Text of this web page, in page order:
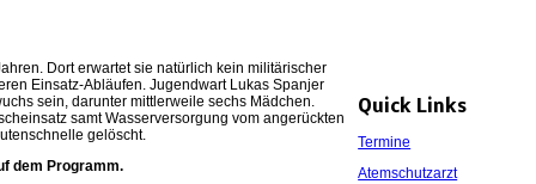
Dort erwartet sie natürlich kein militärischer
Einsatz-Abläufen. Jugendwart Lukas Spanjer
sein, darunter mittlerweile sechs Mädchen.
samt Wasserversorgung vom angerückten
gelöscht.
dem Programm.
Quick Links
Termine
Atemschutzarzt